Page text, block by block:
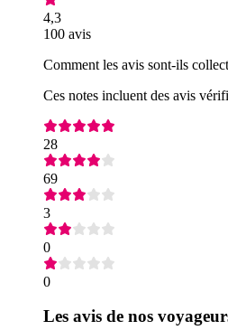
4,3
100 avis
Comment les avis sont-ils
Ces notes incluent des avis
28
69
3
0
0
Les avis de nos